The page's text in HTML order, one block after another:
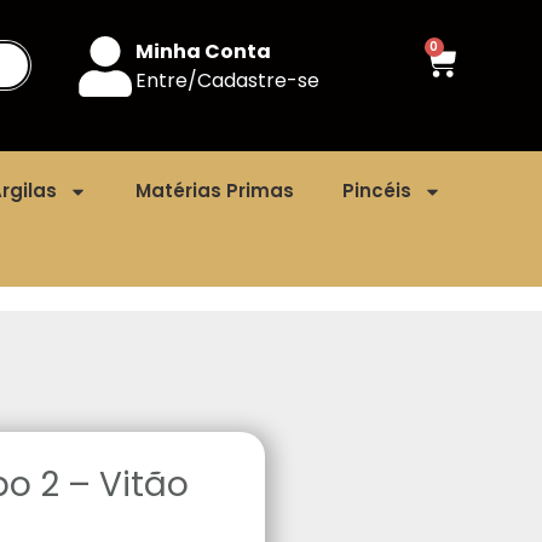
Minha Conta
Entre/Cadastre-se
0
Matérias Primas Pincéis
2 – Vitão